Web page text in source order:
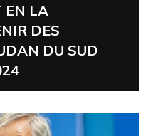
EN LA
DES
DU SUD